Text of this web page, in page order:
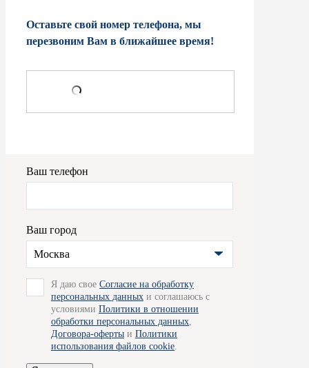
Оставьте свой номер телефона, мы
перезвоним Вам в ближайшее время!
Ваш телефон
Ваш город
Москва
Я даю свое Согласие на обработку
персональных данных и соглашаюсь с
условиями Политики в отношении
обработки персональных данных
Договора-оферты и Политики
использования файлов cookie